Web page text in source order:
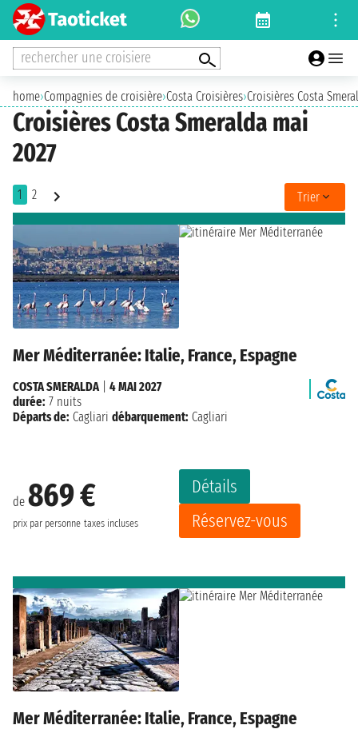
rechercher une croisiere
home›Compagnies de croisière›Costa Croisières›Croisières Costa
Croisières Costa Smeralda mai
2027
1 2 Trier
Mer Méditerranée: Italie, France, Espagne
de 869 €
prix par personne taxes incluses
Détails
Réservez-vous
COSTA SMERALDA
4 MAI 2027
durée: 7 nuits
Départs de: Cagliari débarquement: Cagliari
Mer Méditerranée: Italie, France, Espagne